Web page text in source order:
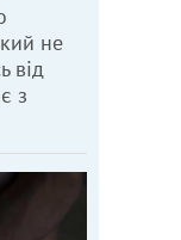
не
від
з